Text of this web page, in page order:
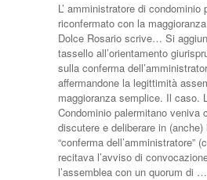
L’ amministratore di condominio
riconfermato con la
Dolce Rosario scrive… Si
tassello all’orientamento
sulla conferma
affermandone la legittimità
maggioranza semplice. Il caso.
Condominio palermitano veniva
discutere e deliberare in (anche)
“conferma dell’amministratore”
recitava l’avviso di
l’assemblea con un quorum di …